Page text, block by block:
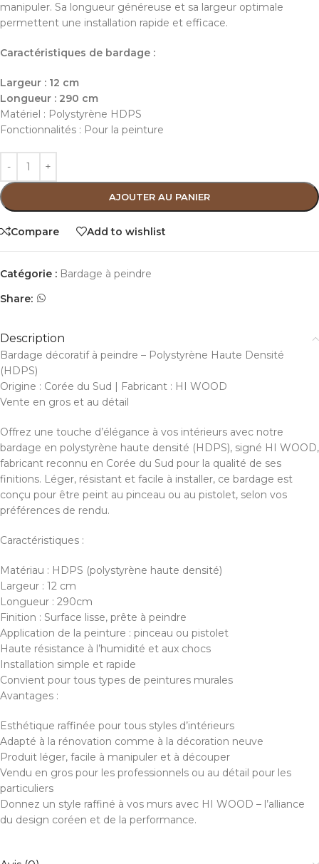
manipuler. Sa longueur généreuse et sa largeur optimale
permettent une installation rapide et efficace.
Caractéristiques de bardage :
Largeur : 12 cm
Longueur : 290 cm
Matériel : Polystyrène HDPS
Fonctionnalités : Pour la peinture
AJOUTER AU PANIER
Compare Add to wishlist
Catégorie : Bardage à peindre
Share:
Description
Bardage décoratif à peindre – Polystyrène Haute Densité
(HDPS)
Origine : Corée du Sud | Fabricant : HI WOOD
Vente en gros et au détail
Offrez une touche d’élégance à vos intérieurs avec notre
bardage en polystyrène haute densité (HDPS), signé HI WOOD,
fabricant reconnu en Corée du Sud pour la qualité de ses
finitions. Léger, résistant et facile à installer, ce bardage est
conçu pour être peint au pinceau ou au pistolet, selon vos
préférences de rendu.
Caractéristiques :
Matériau : HDPS (polystyrène haute densité)
Largeur : 12 cm
Longueur : 290cm
Finition : Surface lisse, prête à peindre
Application de la peinture : pinceau ou pistolet
Haute résistance à l’humidité et aux chocs
Installation simple et rapide
Convient pour tous types de peintures murales
Avantages :
Esthétique raffinée pour tous styles d’intérieurs
Adapté à la rénovation comme à la décoration neuve
Produit léger, facile à manipuler et à découper
Vendu en gros pour les professionnels ou au détail pour les
particuliers
Donnez un style raffiné à vos murs avec HI WOOD – l’alliance
du design coréen et de la performance.